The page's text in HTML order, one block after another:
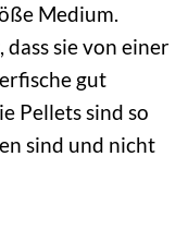
Medium.
sie von einer
gut
Pellets sind so
sind und nicht